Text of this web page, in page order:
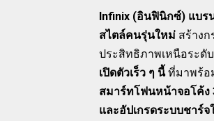
Infinix (อินฟินิกซ์) แบร
สไตล์คนรุ่นใหม่ สร้าง
ประสิทธิภาพเหนือระดั
เปิดตัวเร็ว ๆ นี้ที่มาพร้อ
สมาร์ทโฟนหน้าจอโค้ง
และอัปเกรดระบบชาร์จ